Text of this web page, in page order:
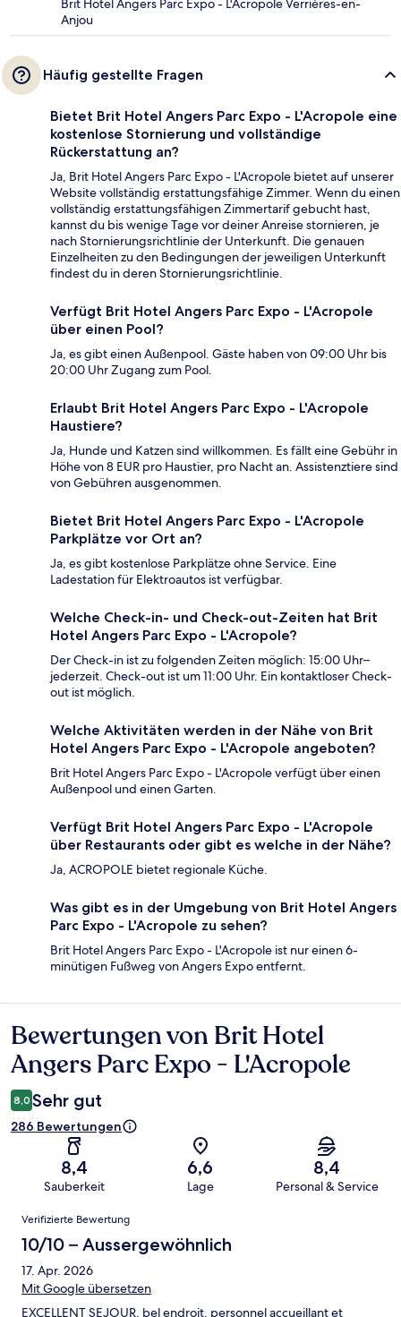
Brit Hotel Angers Parc Expo - L'Acropole Verrières-en-
Anjou
Häufig gestellte Fragen
Bietet Brit Hotel Angers Parc Expo - L'Acropole eine
kostenlose Stornierung und vollständige
Rückerstattung an?
Ja, Brit Hotel Angers Parc Expo - L'Acropole bietet auf unserer
Website vollständig erstattungsfähige Zimmer. Wenn du einen
vollständig erstattungsfähigen Zimmertarif gebucht hast,
kannst du bis wenige Tage vor deiner Anreise stornieren, je
nach Stornierungsrichtlinie der Unterkunft. Die genauen
Einzelheiten zu den Bedingungen der jeweiligen Unterkunft
findest du in deren Stornierungsrichtlinie.
Verfügt Brit Hotel Angers Parc Expo - L'Acropole
über einen Pool?
Ja, es gibt einen Außenpool. Gäste haben von 09:00 Uhr bis
20:00 Uhr Zugang zum Pool.
Erlaubt Brit Hotel Angers Parc Expo - L'Acropole
Haustiere?
Ja, Hunde und Katzen sind willkommen. Es fällt eine Gebühr in
Höhe von 8 EUR pro Haustier, pro Nacht an. Assistenztiere sind
von Gebühren ausgenommen.
Bietet Brit Hotel Angers Parc Expo - L'Acropole
Parkplätze vor Ort an?
Ja, es gibt kostenlose Parkplätze ohne Service. Eine
Ladestation für Elektroautos ist verfügbar.
Welche Check-in- und Check-out-Zeiten hat Brit
Hotel Angers Parc Expo - L'Acropole?
Der Check-in ist zu folgenden Zeiten möglich: 15:00 Uhr–
jederzeit. Check-out ist um 11:00 Uhr. Ein kontaktloser Check-
out ist möglich.
Welche Aktivitäten werden in der Nähe von Brit
Hotel Angers Parc Expo - L'Acropole angeboten?
Brit Hotel Angers Parc Expo - L'Acropole verfügt über einen
Außenpool und einen Garten.
Verfügt Brit Hotel Angers Parc Expo - L'Acropole
über Restaurants oder gibt es welche in der Nähe?
Ja, ACROPOLE bietet regionale Küche.
Was gibt es in der Umgebung von Brit Hotel Angers
Parc Expo - L'Acropole zu sehen?
Brit Hotel Angers Parc Expo - L'Acropole ist nur einen 6-
minütigen Fußweg von Angers Expo entfernt.
Bewertungen
Bewertungen von Brit Hotel
Angers Parc Expo - L'Acropole
8,0 Sehr gut
286 Bewertungen
8,4
Sauberkeit
6,6
Lage
8,4
Personal & Service
Bewertungen
Verifizierte Bewertung
10/10 – Aussergewöhnlich
17. Apr. 2026
Mit Google übersetzen
EXCELLENT SEJOUR, bel endroit, personnel accueillant et